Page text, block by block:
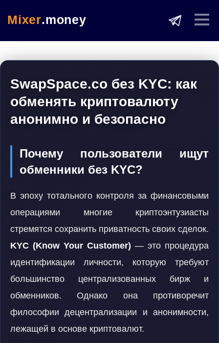
Mixer.money
SwapSpace.co без KYC: как
обменять криптовалюту
анонимно и безопасно
Почему пользователи ищут
обменники без KYC?
В эпоху тотального контроля за финансовыми
операциями многие криптоэнтузиасты
стремятся сохранить приватность своих сделок.
KYC (Know Your Customer) — это процедура
идентификации личности, которую требуют
большинство централизованных бирж и
обменников. Однако она противоречит
философии децентрализации и анонимности,
лежащей в основе криптовалют.